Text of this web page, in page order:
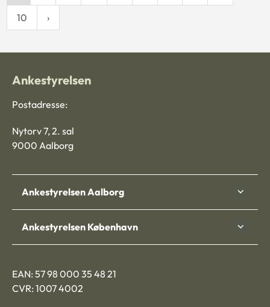
10
Ankestyrelsen
Postadresse:
Nytorv 7, 2. sal
9000 Aalborg
Ankestyrelsen Aalborg
Ankestyrelsen København
EAN: 57 98 000 35 48 21
CVR: 1007 4002